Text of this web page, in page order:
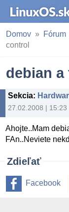
Domov Fórum
control
debian
Sekcia:
27.02.2008 | 15:23
Ahojte..Mam
FAn..Neviete
Zdieľať
Facebook